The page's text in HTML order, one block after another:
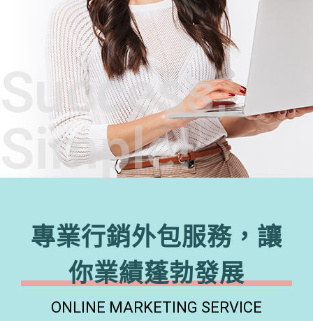
Success,
Simple!
專業行銷外包服務，讓
你業績蓬勃發展
ONLINE MARKETING SERVICE